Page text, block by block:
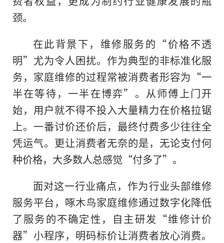
颈。
在此背景下，维修服务的“价格不透
明”尤为令人困扰。作为典型的非标准化服
务，家庭维修的过程常被消费者形容为“一
半在等待，一半在博弈”。从师傅上门开
始，用户就不得不投入大量精力在价格拉锯
上。一番讨价还价后，最终付费多少往往全
凭运气。更让消费者无奈的是，无论支付何
种价格，大多数人总感觉“付多了”。
面对这一行业痛点，作为行业头部维修
服务平台，啄木鸟家庭维修通过数字化降低
了服务的不确定性，自主研发“维修计价
器”小程序，明码标价让消费者放心消费。